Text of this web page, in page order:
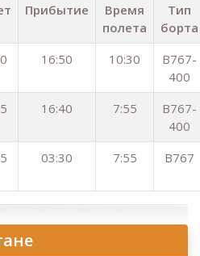
Прибытие
Время
полета
Тип
борта
16:50 10:30
B767-
400
16:40 7:55
B767-
400
03:30 7:55 B767